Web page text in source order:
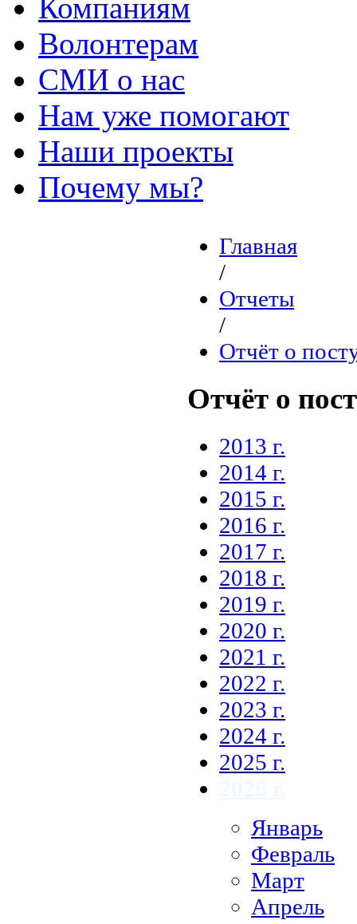
Компаниям
Волонтерам
СМИ о нас
Нам уже помогают
Наши проекты
Почему мы?
Главная
/
Отчеты
/
Отчёт о
Отчёт о
2013 г.
2014 г.
2015 г.
2016 г.
2017 г.
2018 г.
2019 г.
2020 г.
2021 г.
2022 г.
2023 г.
2024 г.
2025 г.
Январь
Февраль
Март
Апрель